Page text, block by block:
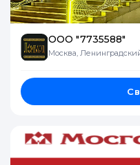
ООО "7735588"
Москва,